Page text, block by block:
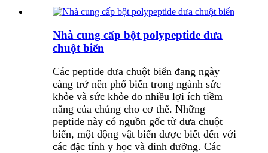
Nhà cung cấp bột polypeptide dưa
chuột biển
Các peptide dưa chuột biển đang ngày
càng trở nên phổ biến trong ngành sức
khỏe và sức khỏe do nhiều lợi ích tiềm
năng của chúng cho cơ thể. Những
peptide này có nguồn gốc từ dưa chuột
biển, một động vật biển được biết đến với
các đặc tính y học và dinh dưỡng. Các